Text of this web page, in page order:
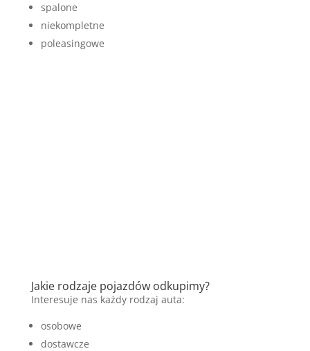
spalone
niekompletne
poleasingowe
Jakie rodzaje pojazdów odkupimy?
Interesuje nas każdy rodzaj auta:
osobowe
dostawcze